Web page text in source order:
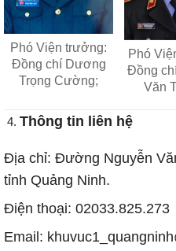
Phó Viện trưởng:
Đồng chí Dương
Trọng Cường;
Phó
Đồng
Văn
Thông tin liên hệ
Địa chỉ: Đường Nguyễn
tỉnh Quảng Ninh.
Điện thoại: 02033.825.273
Email: